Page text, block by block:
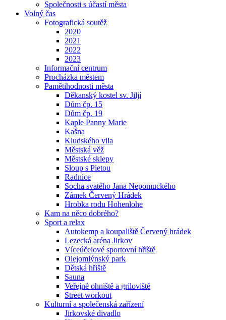
Společnosti s účastí města
Volný čas
Fotografická soutěž
2020
2021
2022
2023
Informační centrum
Procházka městem
Pamětihodnosti města
Děkanský kostel sv. Jiljí
Dům čp. 15
Dům čp. 19
Kaple Panny Marie
Kašna
Kludského vila
Městská věž
Městské sklepy
Sloup s Pietou
Radnice
Socha svatého Jana Nepomuckého
Zámek Červený Hrádek
Hrobka rodu Hohenlohe
Kam na něco dobrého?
Sport a relax
Autokemp a koupaliště Červený hrádek
Lezecká aréna Jirkov
Víceúčelové sportovní hřiště
Olejomlýnský park
Dětská hřiště
Sauna
Veřejné ohniště a griloviště
Street workout
Kulturní a společenská zařízení
Jirkovské divadlo